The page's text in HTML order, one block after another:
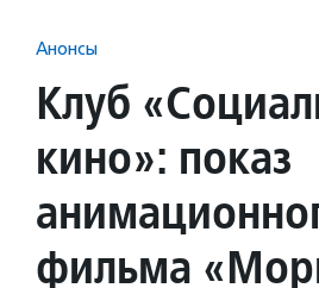
Анонсы
Клуб
кино»: показ
фильма